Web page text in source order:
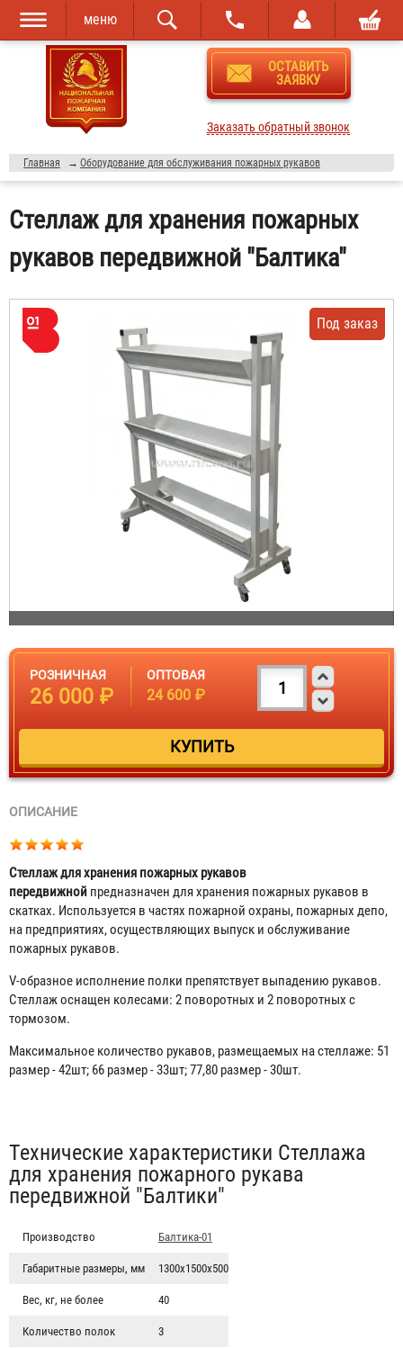
Перейти к
основному
содержанию
Skip to
navigation
меню
ОСТАВИТЬ
ЗАЯВКУ
Заказать обратный звонок
Главная → Оборудование для обслуживания пожарных рукавов
Стеллаж для хранения пожарных
рукавов передвижной "Балтика"
Под заказ
РОЗНИЧНАЯ
26 000 ₽
ОПТОВАЯ
24 600 ₽
ОПИСАНИЕ
Стеллаж для хранения пожарных рукавов
передвижной предназначен для хранения пожарных рукавов в
скатках. Используется в частях пожарной охраны, пожарных депо,
на предприятиях, осуществляющих выпуск и обслуживание
пожарных рукавов.
V-образное исполнение полки препятствует выпадению рукавов.
Стеллаж оснащен колесами: 2 поворотных и 2 поворотных с
тормозом.
Максимальное количество рукавов, размещаемых на стеллаже: 51
размер - 42шт; 66 размер - 33шт; 77,80 размер - 30шт.
Табы
Технические характеристики Стеллажа
для хранения пожарного рукава
передвижной "Балтики"
Производство Балтика-01
Габаритные размеры, мм 1300х1500х500
Вес, кг, не более 40
Количество полок 3